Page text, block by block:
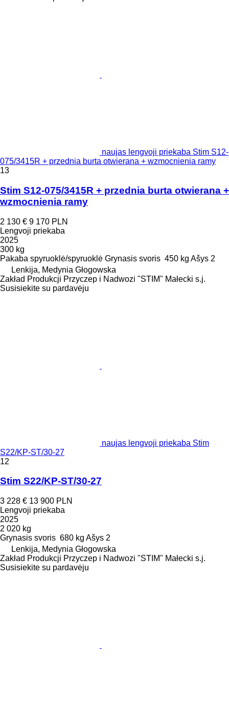
naujas lengvoji priekaba Stim S12-
075/3415R + przednia burta otwierana + wzmocnienia ramy
13
Stim S12-075/3415R + przednia burta otwierana +
wzmocnienia ramy
2 130 € 9 170 PLN
Lengvoji priekaba
2025
300 kg
Pakaba spyruoklė/spyruoklė Grynasis svoris 450 kg Ašys 2
Lenkija, Medynia Głogowska
Zakład Produkcji Przyczep i Nadwozi "STIM" Małecki s.j.
Susisiekite su pardavėju
naujas lengvoji priekaba Stim
S22/KP-ST/30-27
12
Stim S22/KP-ST/30-27
3 228 € 13 900 PLN
Lengvoji priekaba
2025
2 020 kg
Grynasis svoris 680 kg Ašys 2
Lenkija, Medynia Głogowska
Zakład Produkcji Przyczep i Nadwozi "STIM" Małecki s.j.
Susisiekite su pardavėju